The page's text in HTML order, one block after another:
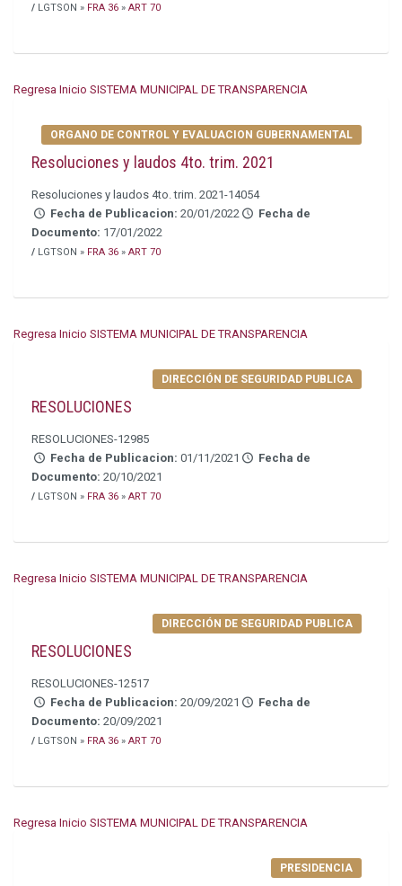
/ LGTSON » FRA 36 » ART 70
Regresa Inicio SISTEMA MUNICIPAL DE TRANSPARENCIA
ORGANO DE CONTROL Y EVALUACION GUBERNAMENTAL
Resoluciones y laudos 4to. trim. 2021
Resoluciones y laudos 4to. trim. 2021-14054
Fecha de Publicacion:20/01/2022
Fecha de
Documento: 17/01/2022
/ LGTSON » FRA 36 » ART 70
Regresa Inicio SISTEMA MUNICIPAL DE TRANSPARENCIA
DIRECCIÓN DE SEGURIDAD PUBLICA
RESOLUCIONES
RESOLUCIONES-12985
Fecha de Publicacion:01/11/2021
Fecha de
Documento: 20/10/2021
/ LGTSON » FRA 36 » ART 70
Regresa Inicio SISTEMA MUNICIPAL DE TRANSPARENCIA
DIRECCIÓN DE SEGURIDAD PUBLICA
RESOLUCIONES
RESOLUCIONES-12517
Fecha de Publicacion:20/09/2021
Fecha de
Documento: 20/09/2021
/ LGTSON » FRA 36 » ART 70
Regresa Inicio SISTEMA MUNICIPAL DE TRANSPARENCIA
PRESIDENCIA